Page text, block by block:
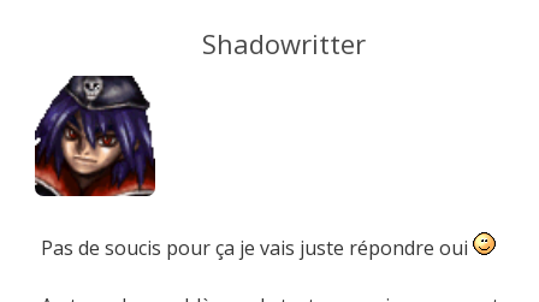
Shadowritter
Pas de soucis pour ça je vais juste répondre oui